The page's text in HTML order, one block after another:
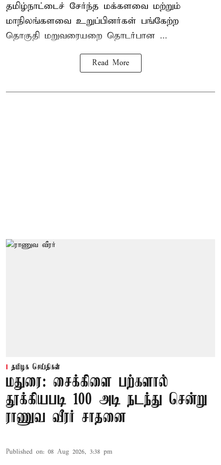
தமிழ்நாட்டைச் சேர்ந்த மக்களவை மற்றும்
மாநிலங்களவை உறுப்பினர்கள் பங்கேற்ற
தொகுதி மறுவரையறை தொடர்பான ...
Read More
தமிழக செய்திகள்
மதுரை: சைக்கிளை பற்களால்
தூக்கியபடி 100 அடி நடந்து சென்று
ராணுவ வீரர் சாதனை
Published on: 08 Aug 2026, 3:38 pm